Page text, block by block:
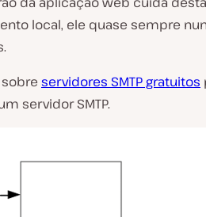
local, ele quase sempre
servidores SMTP gratuitos
servidor SMTP.